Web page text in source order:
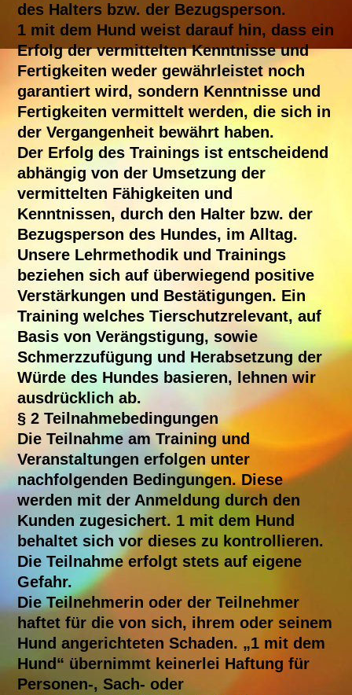
des Halters bzw. der Bezugsperson.
1 mit dem Hund weist darauf hin, dass ein
Erfolg der vermittelten Kenntnisse und
Fertigkeiten weder gewährleistet noch
garantiert wird, sondern Kenntnisse und
Fertigkeiten vermittelt werden, die sich in
der Vergangenheit bewährt haben.
Der Erfolg des Trainings ist entscheidend
abhängig von der Umsetzung der
vermittelten Fähigkeiten und
Kenntnissen, durch den Halter bzw. der
Bezugsperson des Hundes, im Alltag.
Unsere Lehrmethodik und Trainings
beziehen sich auf überwiegend positive
Verstärkungen und Bestätigungen. Ein
Training welches Tierschutzrelevant, auf
Basis von Verängstigung, sowie
Schmerzzufügung und Herabsetzung der
Würde des Hundes basieren, lehnen wir
ausdrücklich ab.
§ 2 Teilnahmebedingungen
Die Teilnahme am Training und
Veranstaltungen erfolgen unter
nachfolgenden Bedingungen. Diese
werden mit der Anmeldung durch den
Kunden zugesichert. 1 mit dem Hund
behaltet sich vor dieses zu kontrollieren.
Die Teilnahme erfolgt stets auf eigene
Gefahr.
Die Teilnehmerin oder der Teilnehmer
haftet für die von sich, ihrem oder seinem
Hund angerichteten Schaden. „1 mit dem
Hund“ übernimmt keinerlei Haftung für
Personen-, Sach- oder